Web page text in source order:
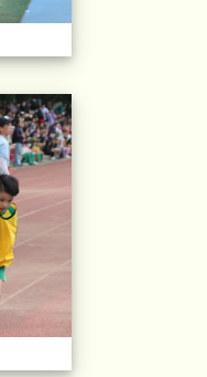
2025運動會相片